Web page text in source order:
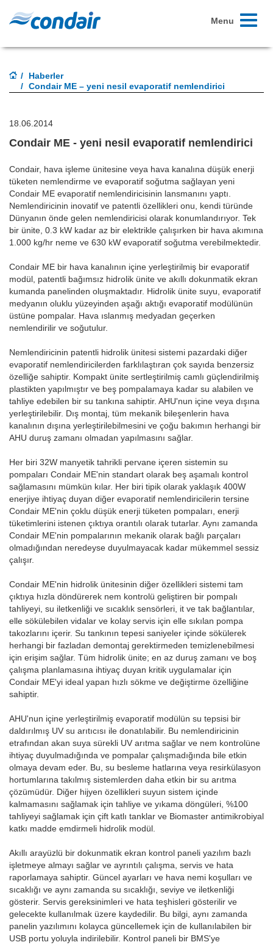
Toggle
Menu
Haberler
Condair ME – yeni nesil evaporatif nemlendirici
18.06.2014
Condair ME - yeni nesil evaporatif nemlendirici
Condair, hava işleme ünitesine veya hava kanalına düşük enerji
tüketen nemlendirme ve evaporatif soğutma sağlayan yeni
Condair ME evaporatif nemlendiricisinin lansmanını yaptı.
Nemlendiricinin inovatif ve patentli özellikleri onu, kendi türünde
Dünyanın önde gelen nemlendiricisi olarak konumlandırıyor. Tek
bir ünite, 0.3 kW kadar az bir elektrikle çalışırken bir hava akımına
1.000 kg/hr neme ve 630 kW evaporatif soğutma verebilmektedir.
Condair ME bir hava kanalının içine yerleştirilmiş bir evaporatif
modül, patentli bağımsız hidrolik ünite ve akıllı dokunmatik ekran
kumanda panelinden oluşmaktadır. Hidrolik ünite suyu, evaporatif
medyanın oluklu yüzeyinden aşağı aktığı evaporatif modülünün
üstüne pompalar. Hava ıslanmış medyadan geçerken
nemlendirilir ve soğutulur.
Nemlendiricinin patentli hidrolik ünitesi sistemi pazardaki diğer
evaporatif nemlendiricilerden farklılaştıran çok sayıda benzersiz
özelliğe sahiptir. Kompakt ünite sertleştirilmiş camlı güçlendirilmiş
plastikten yapılmıştır ve beş pompalamaya kadar su alabilen ve
tahliye edebilen bir su tankına sahiptir. AHU'nun içine veya dışına
yerleştirilebilir. Dış montaj, tüm mekanik bileşenlerin hava
kanalının dışına yerleştirilebilmesini ve çoğu bakımın herhangi bir
AHU duruş zamanı olmadan yapılmasını sağlar.
Her biri 32W manyetik tahrikli pervane içeren sistemin su
pompaları Condair ME'nin standart olarak beş aşamalı kontrol
sağlamasını mümkün kılar. Her biri tipik olarak yaklaşık 400W
enerjiye ihtiyaç duyan diğer evaporatif nemlendiricilerin tersine
Condair ME'nin çoklu düşük enerji tüketen pompaları, enerji
tüketimlerini istenen çıktıya orantılı olarak tutarlar. Aynı zamanda
Condair ME'nin pompalarının mekanik olarak bağlı parçaları
olmadığından neredeyse duyulmayacak kadar mükemmel sessiz
çalışır.
Condair ME'nin hidrolik ünitesinin diğer özellikleri sistemi tam
çıktıya hızla döndürerek nem kontrolü geliştiren bir pompalı
tahliyeyi, su iletkenliği ve sıcaklık sensörleri, it ve tak bağlantılar,
elle sökülebilen vidalar ve kolay servis için elle sıkılan pompa
takozlarını içerir. Su tankının tepesi saniyeler içinde sökülerek
herhangi bir fazladan demontaj gerektirmeden temizlenebilmesi
için erişim sağlar. Tüm hidrolik ünite; en az duruş zamanı ve boş
çalışma planlamasına ihtiyaç duyan kritik uygulamalar için
Condair ME'yi ideal yapan hızlı sökme ve değiştirme özelliğine
sahiptir.
AHU'nun içine yerleştirilmiş evaporatif modülün su tepsisi bir
daldırılmış UV su arıtıcısı ile donatılabilir. Bu nemlendiricinin
etrafından akan suya sürekli UV arıtma sağlar ve nem kontrolüne
ihtiyaç duyulmadığında ve pompalar çalışmadığında bile etkin
olmaya devam eder. Bu, su besleme hatlarına veya resirkülasyon
hortumlarına takılmış sistemlerden daha etkin bir su arıtma
çözümüdür. Diğer hijyen özellikleri suyun sistem içinde
kalmamasını sağlamak için tahliye ve yıkama döngüleri, %100
tahliyeyi sağlamak için çift katlı tanklar ve Biomaster antimikrobiyal
katkı madde emdirmeli hidrolik modül.
Akıllı arayüzlü bir dokunmatik ekran kontrol paneli yazılım bazlı
işletmeye almayı sağlar ve ayrıntılı çalışma, servis ve hata
raporlamaya sahiptir. Güncel ayarları ve hava nemi koşulları ve
sıcaklığı ve aynı zamanda su sıcaklığı, seviye ve iletkenliği
gösterir. Servis gereksinimleri ve hata teşhisleri gösterilir ve
gelecekte kullanılmak üzere kaydedilir. Bu bilgi, aynı zamanda
panelin yazılımını kolayca güncellemek için de kullanılabilen bir
USB portu yoluyla indirilebilir. Kontrol paneli bir BMS'ye